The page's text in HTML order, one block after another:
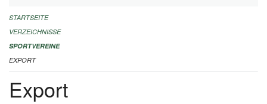
ALLGEMEINE INFORMATIONEN
FINANZIELLE UNTERSTÜTZUNG BENÖTIGT?
KONTAKT
STARTSEITE
VERZEICHNISSE
SPORTVEREINE
EXPORT
Export